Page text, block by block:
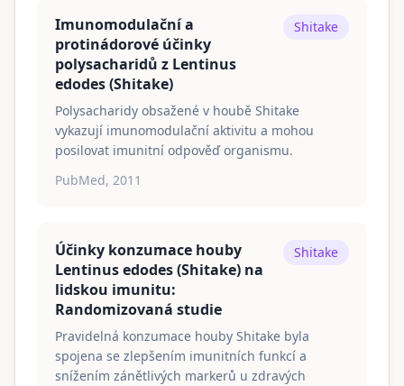
Imunomodulační a
protinádorové účinky
polysacharidů z Lentinus
edodes (Shitake)
Shitake
Polysacharidy obsažené v houbě Shitake
vykazují imunomodulační aktivitu a mohou
posilovat imunitní odpověď organismu.
PubMed, 2011
Účinky konzumace houby
Lentinus edodes (Shitake) na
lidskou imunitu:
Randomizovaná studie
Shitake
Pravidelná konzumace houby Shitake byla
spojena se zlepšením imunitních funkcí a
snížením zánětlivých markerů u zdravých